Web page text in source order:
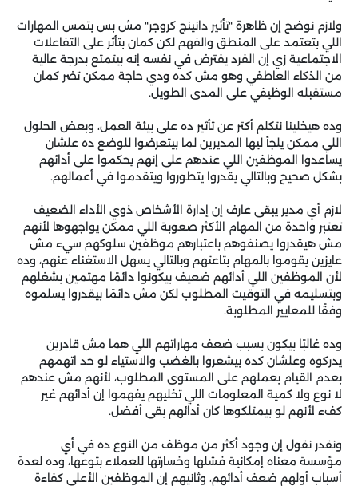
ولازم نوضح إن ظاهرة "تأثير دانينج كروجر" مش بس بتمس المهارات
اللي بتعتمد على المنطق والفهم لكن كمان بتأثر على التفاعلات
الاجتماعية زي إن الفرد يفترض في نفسه إنه بيتمتع بدرجة عالية
من الذكاء العاطفي وهو مش كده ودي حاجة ممكن تضر كمان
مستقبله الوظيفي على المدى الطويل.
وده هيخلينا نتكلم أكتر عن تأثير ده على بيئة العمل، وبعض الحلول
اللي ممكن يلجأ ليها المديرين لما بيتعرضوا للوضع ده علشان
يساعدوا الموظفين اللي عندهم على إنهم يحكموا على أدائهم
بشكل صحيح وبالتالي يقدروا يتطوروا ويتقدموا في أعمالهم.
لازم أي مدير يبقى عارف إن إدارة الأشخاص ذوي الأداء الضعيف
تعتبر واحدة من المهام الأكثر صعوبة اللي ممكن يواجهوها لأنهم
مش هيقدروا يصنفوهم باعتبارهم موظفين سلوكهم سيء مش
عايزين يقوموا بالمهام بتاعتهم وبالتالي يسهل الاستغناء عنهم، وده
لأن الموظفين اللي أدائهم ضعيف بيكونوا دائمًا مهتمين بشغلهم
وبتسليمه في التوقيت المطلوب لكن مش دائمًا بيقدروا يسلموه
وفقًا للمعايير المطلوبة.
وده غالبًا بيكون بسبب ضعف مهاراتهم اللي هما مش قادرين
يدركوه وعلشان كده بيشعروا بالغضب والاستياء لو حد اتهمهم
بعدم القيام بعملهم على المستوى المطلوب، لأنهم مش عندهم
لا نوع ولا كمية المعلومات اللي تخليهم يفهموا إن أدائهم غير
كفء لأنهم لو بيمتلكوها كان أدائهم بقى أفضل.
ونقدر نقول إن وجود أكثر من موظف من النوع ده في أي
مؤسسة معناه إمكانية فشلها وخسارتها للعملاء بتوعها، وده لعدة
أسباب أولهم ضعف أدائهم، وثانيهم إن الموظفين الأعلى كفاءة